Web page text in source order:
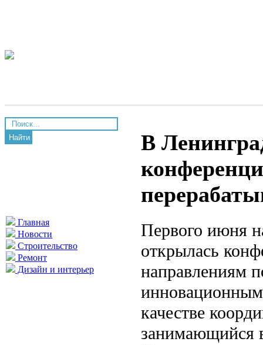
Найти
Главная
Новости
Строительство
Ремонт
Дизайн и интерьер
В
Первого июня
открылась
направлениям
качестве
занимающийся